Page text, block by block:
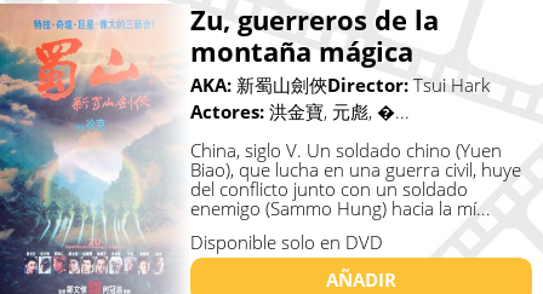
Zu, guerreros de la
montaña mágica
AKA: 新蜀山劍俠Director: Tsui Hark
Actores: 洪金寶, 元彪, �...
China, siglo V. Un soldado chino (Yuen
Biao), que lucha en una guerra civil, huye
del conflicto junto con un soldado
enemigo (Sammo Hung) hacia la mí...
Disponible solo en DVD
AÑADIR